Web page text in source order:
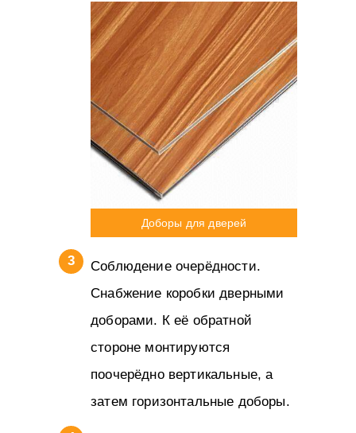
Доборы для дверей
Соблюдение очерёдности.
Снабжение коробки дверными
доборами. К её обратной
стороне монтируются
поочерёдно вертикальные, а
затем горизонтальные доборы.